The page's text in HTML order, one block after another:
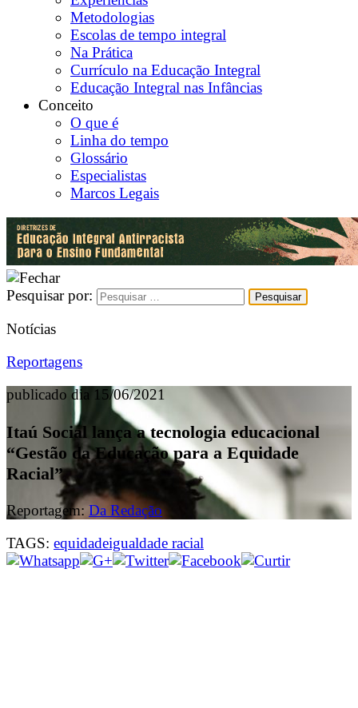
Metodologias
Escolas de tempo integral
Na Prática
Currículo na Educação Integral
Educação Integral nas Infâncias
Conceito
O que é
Linha do tempo
Glossário
Especialistas
Marcos Legais
Pesquisar por:
Notícias
Reportagens
publicado dia 15/06/2021
Itaú Social lança a tecnologia educacional
“Gestão da Educação para a Equidade
Racial”
Reportagem: Da Redação
TAGS: equidadeigualdade racial